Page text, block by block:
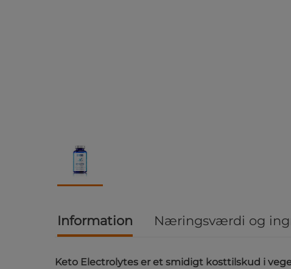
Information Næringsværdi og
Keto Electrolytes er et smidigt kosttilskud i